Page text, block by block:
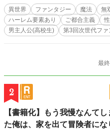
レイアースに転移させますね！」 ⋯⋯まじかよ。 これは巻き込まれてしまった
高校17歳の男がのんびり(嘘)と過ごす
人が書いている作品の為優しい目で読んで
物語は、法律・法令に反する行為を容
異世界 ファンタジー 魔法 無
ハーレム要素あり
ご都合主義
男主人公(高校生)
第3回次世代フ
最
2
【書籍化】もう我慢なんて
た俺は、家を出て冒険者にな